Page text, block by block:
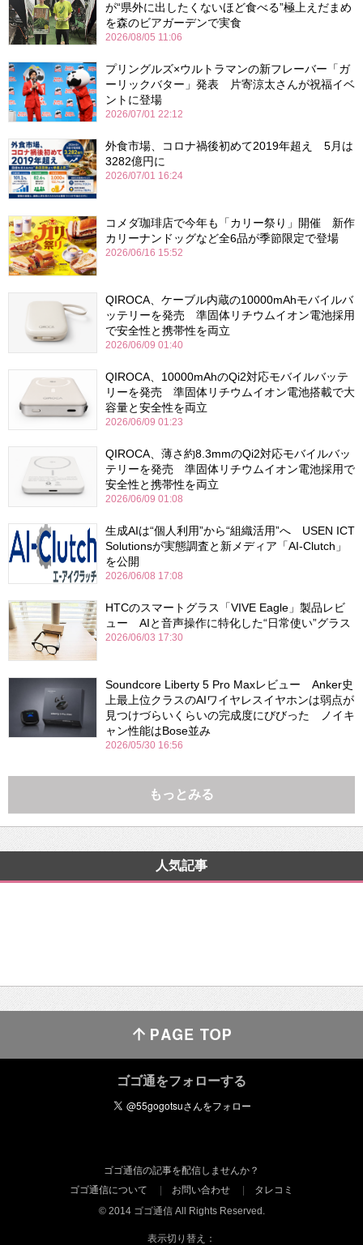
が“県外に出したくないほど食べる”極上えだまめ
を森のビアガーデンで実食
2026/08/05 11:06
プリングルズ×ウルトラマンの新フレーバー「ガ
ーリックバター」発表 片寄涼太さんが祝福イベ
ントに登場
2026/07/01 22:12
外食市場、コロナ禍後初めて2019年超え 5月は
3282億円に
2026/07/01 16:24
コメダ珈琲店で今年も「カリー祭り」開催 新作
カリーナンドッグなど全6品が季節限定で登場
2026/06/16 15:52
QIROCA、ケーブル内蔵の10000mAhモバイルバ
ッテリーを発売 準固体リチウムイオン電池採用
で安全性と携帯性を両立
2026/06/09 01:40
QIROCA、10000mAhのQi2対応モバイルバッテ
リーを発売 準固体リチウムイオン電池搭載で大
容量と安全性を両立
2026/06/09 01:23
QIROCA、薄さ約8.3mmのQi2対応モバイルバッ
テリーを発売 準固体リチウムイオン電池採用で
安全性と携帯性を両立
2026/06/09 01:08
生成AIは“個人利用”から“組織活用”へ USEN ICT
Solutionsが実態調査と新メディア「AI-Clutch」
を公開
2026/06/08 17:08
HTCのスマートグラス「VIVE Eagle」製品レビ
ュー AIと音声操作に特化した“日常使い”グラス
2026/06/03 17:30
Soundcore Liberty 5 Pro Maxレビュー Anker史
上最上位クラスのAIワイヤレスイヤホンは弱点が
見つけづらいくらいの完成度にびびった ノイキ
ャン性能はBose並み
2026/05/30 16:56
もっとみる
人気記事
ゴゴ通をフォローする
ゴゴ通信の記事を配信しませんか？
ゴゴ通信について
お問い合わせ
タレコミ
© 2014 ゴゴ通信 All Rights Reserved.
表示切り替え：